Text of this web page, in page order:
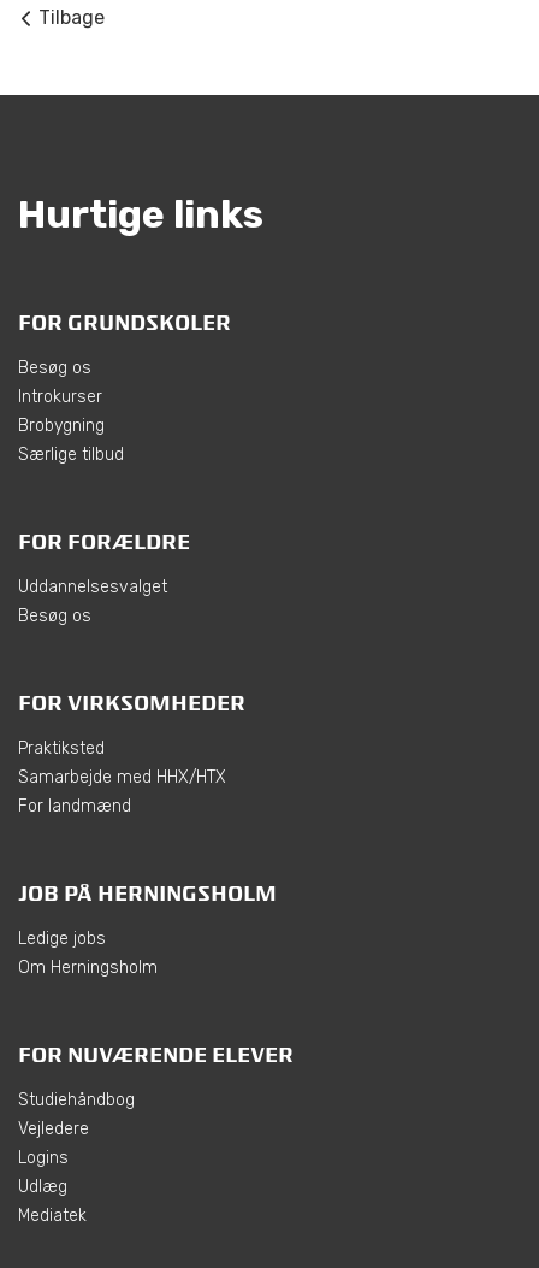
Tilbage
Hurtige links
FOR GRUNDSKOLER
Besøg os
Introkurser
Brobygning
Særlige tilbud
FOR FORÆLDRE
Uddannelsesvalget
Besøg os
FOR VIRKSOMHEDER
Praktiksted
Samarbejde med HHX/HTX
For landmænd
JOB PÅ HERNINGSHOLM
Ledige jobs
Om Herningsholm
FOR NUVÆRENDE ELEVER
Studiehåndbog
Vejledere
Logins
Udlæg
Mediatek